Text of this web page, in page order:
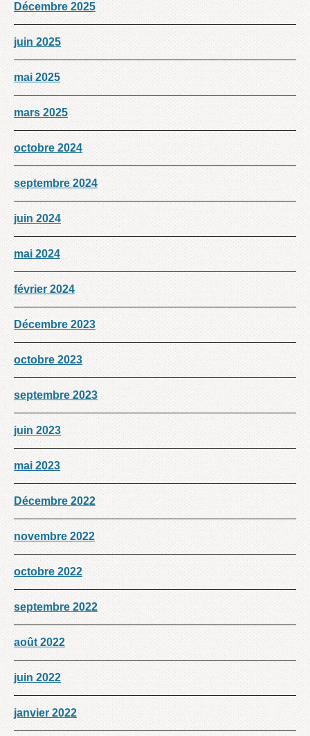
Décembre 2025
juin 2025
mai 2025
mars 2025
octobre 2024
septembre 2024
juin 2024
mai 2024
février 2024
Décembre 2023
octobre 2023
septembre 2023
juin 2023
mai 2023
Décembre 2022
novembre 2022
octobre 2022
septembre 2022
août 2022
juin 2022
janvier 2022